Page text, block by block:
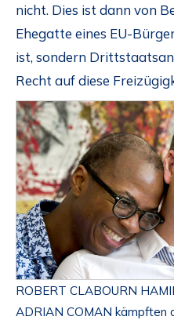
nicht. Dies ist dann von
Ehegatte eines EU-
ist, sondern
Recht auf diese
ROBERT CLABOURN
ADRIAN COMAN kämpften